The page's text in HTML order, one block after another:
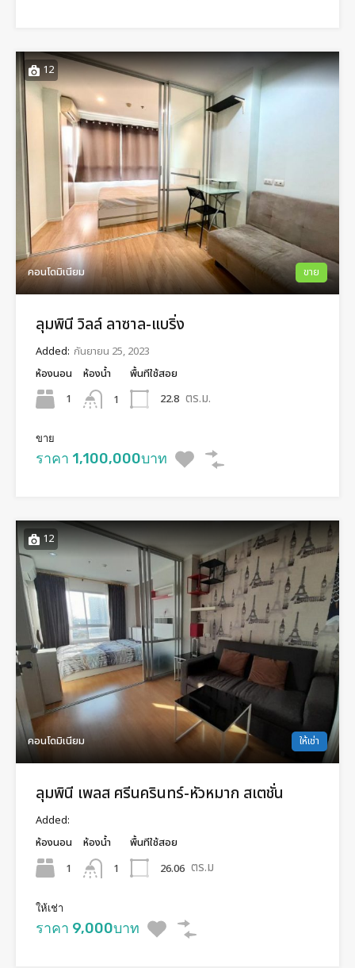
12
คอนโดมิเนียม ขาย
ลุมพินี วิลล์ ลาซาล-แบริ่ง
Added: กันยายน 25, 2023
ห้องนอน
1
ห้องน้ำ
1
พื้นทีใช้สอย
22.8 ตร.ม.
ขาย
ราคา 1,100,000บาท
12
คอนโดมิเนียม ให้เช่า
ลุมพินี เพลส ศรีนครินทร์-หัวหมาก สเตชั่น
Added:
ห้องนอน
1
ห้องน้ำ
1
พื้นทีใช้สอย
26.06 ตร.ม
ให้เช่า
ราคา 9,000บาท